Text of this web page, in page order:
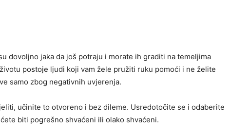
dovoljno jaka da još potraju i morate ih graditi na temeljima
postoje ljudi koji vam žele pružiti ruku pomoći i ne želite
samo zbog negativnih uvjerenja.
učinite to otvoreno i bez dileme. Usredotočite se i odaberite
biti pogrešno shvaćeni ili olako shvaćeni.